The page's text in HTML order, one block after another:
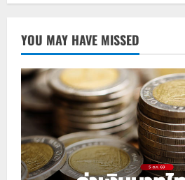
YOU MAY HAVE MISSED